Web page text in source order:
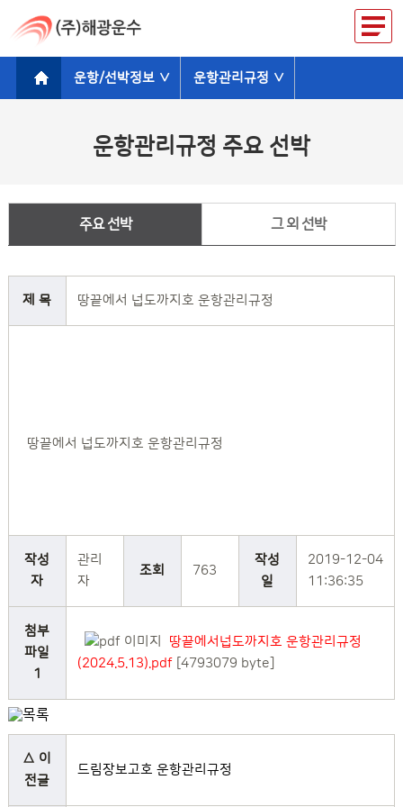
운항/선박정보 ∨ 운항관리규정 ∨
운항관리규정 주요 선박
주요 선박 그 외 선박
제 목 땅끝에서 넙도까지호 운항관리규정
땅끝에서 넙도까지호 운항관리규정
작성
자
관리
자
조회 763
작성
일
2019-12-04
11:36:35
첨부
파일
1
땅끝에서넙도까지호 운항관리규정
(2024.5.13).pdf[4793079 byte]
△ 이
전글
드림장보고호 운항관리규정